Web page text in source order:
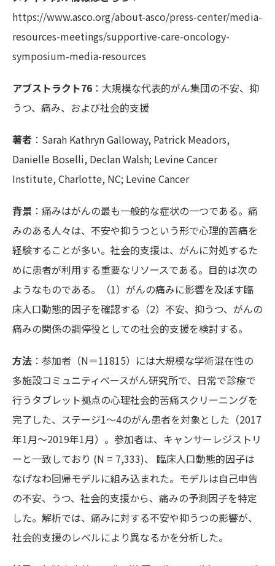
https://www.asco.org/about-asco/press-center/media-
resources-meetings/supportive-care-oncology-
symposium-media-resources
アブストラクト76 ：大規模な代表的がん集団の不安、抑
うつ、痛み、および社会的支援
著者 ：Sarah Kathryn Galloway, Patrick Meadors,
Danielle Boselli, Declan Walsh; Levine Cancer
Institute, Charlotte, NC; Levine Cancer
背景 ：痛みはがんの最も一般的な症状の一つである。痛
みのある人々は、不安や抑うつという形で心理的苦痛を
経験することが多い。社会的支援は、がんに対処するた
めに患者が利用する重要なリソースである。目的は次の
ようなものである。（1）がんの痛みに影響を及ぼす臨
床人口動態的因子を確認する（2）不安、抑うつ、がんの
痛みの関係の調停役としての社会的支援を検討する。
方法 ：参加者（N＝11815）には大規模な学術混在性の
多施設コミュニティベースがん研究所で、日常で診療で
行うタブレット拠点の心理社会的苦痛スクリーニングを
完了した、ステージ1～4のがん患者を対象とした（2017
年1月～2019年1月）。参加者は、キャンサーレジストリ
ーと一致しており (N = 7,333)、 臨床人口動態的因子は
なげなわ回帰モデルに組み込まれた。モデルは自己申告
の不安、うつ、社会的支援から、痛みの予測因子を特定
した。解析では、痛みに対する不安や抑うつの影響が、
社会的支援のレベルにより異なるかを分析した。